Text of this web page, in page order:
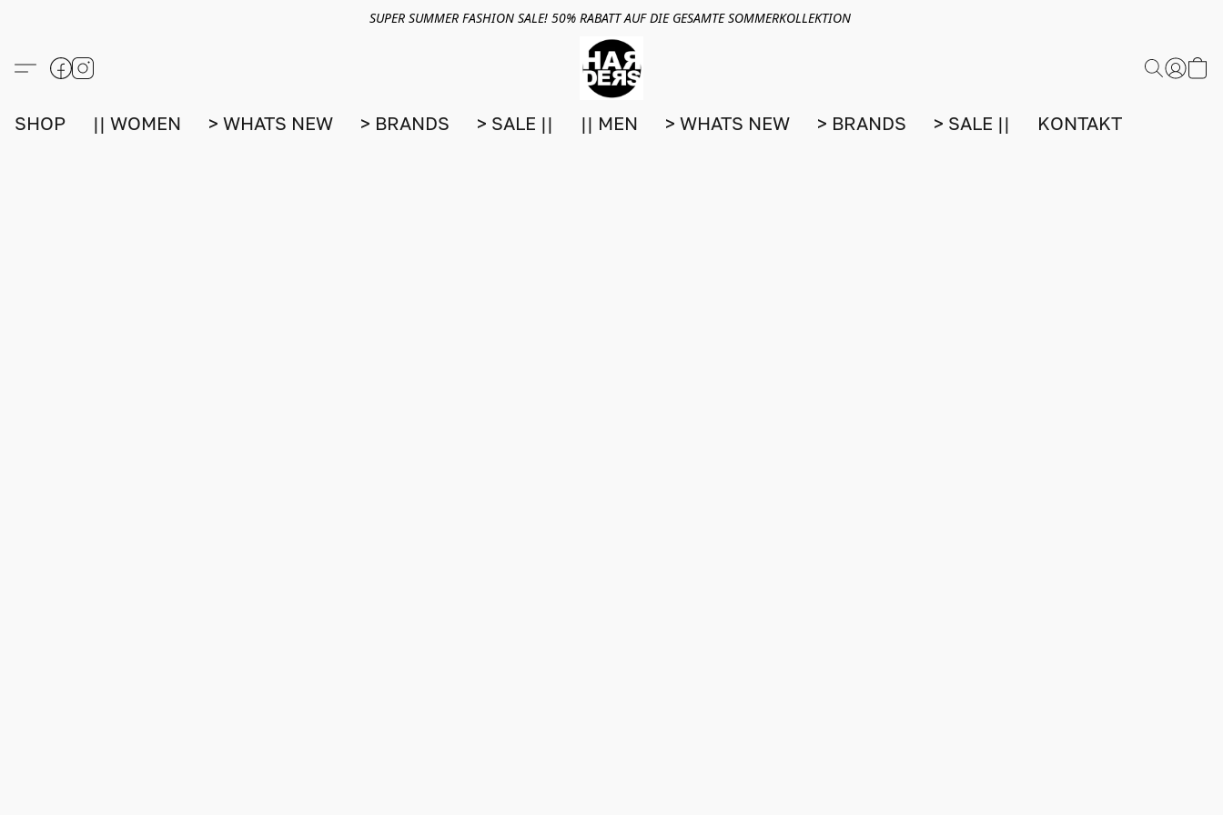
SUPER SUMMER FASHION SALE! 50% RABATT AUF DIE GESAMTE SOMMERKOLLEKTION
SHOP || WOMEN > WHATS NEW > BRANDS > SALE || || MEN > WHATS NEW > BRANDS > SALE || KONTAKT